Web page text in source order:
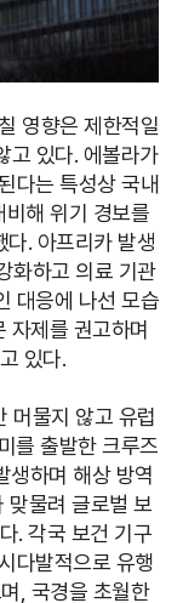
영향은 제한적일
고 있다. 에볼라가
다는 특성상 국내
해 위기 경보를
다. 아프리카 발생
화하고 의료 기관
대응에 나선 모습
자제를 권고하며
있다.
머물지 않고 유럽
를 출발한 크루즈
생하며 해상 방역
맞물려 글로벌 보
. 각국 보건 기구
다발적으로 유행
, 국경을 초월한